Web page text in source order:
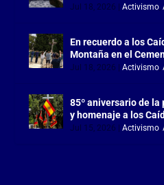
Jul 18, 2026 |Activismo,
En recuerdo a los
Montaña en el
Jul 18, 2026 |Activismo,
85º aniversario de la
y homenaje a los
Jul 15, 2026 |Activismo,